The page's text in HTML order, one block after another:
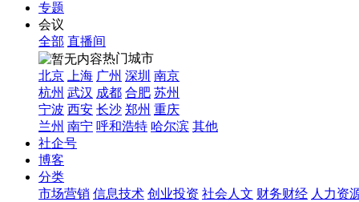
专题
会议
全部 直播间
热门城市
北京
上海 广州 深圳 南京
杭州 武汉 成都 合肥 苏州
宁波 西安 长沙 郑州 重庆
兰州 南宁 呼和浩特 哈尔滨 其他
社企号
博客
分类
市场营销 信息技术 创业投资 社会人文 财务财经 人力资